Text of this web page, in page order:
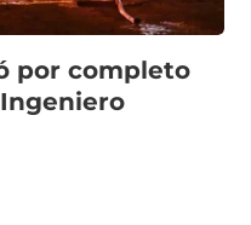
por completo